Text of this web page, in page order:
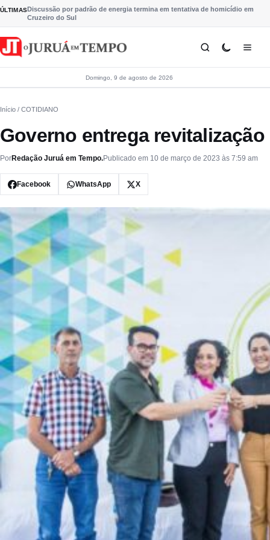
Pular para o conteúdo
ÚLTIMASDiscussão por padrão de energia termina em tentativa de homicídio em
Cruzeiro do Sul
Domingo, 9 de agosto de 2026
Início / COTIDIANO
Governo entrega
PorRedação Juruá em Tempo.Publicado em 10 de março de 2023 às 7:59 am
Facebook WhatsApp X